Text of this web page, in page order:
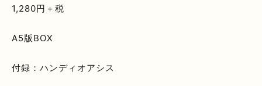
1,280円＋税
A5版BOX
付録：ハンディオアシス